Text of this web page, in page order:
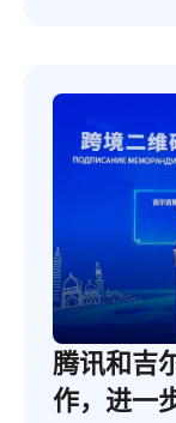
腾讯和吉
作，进一